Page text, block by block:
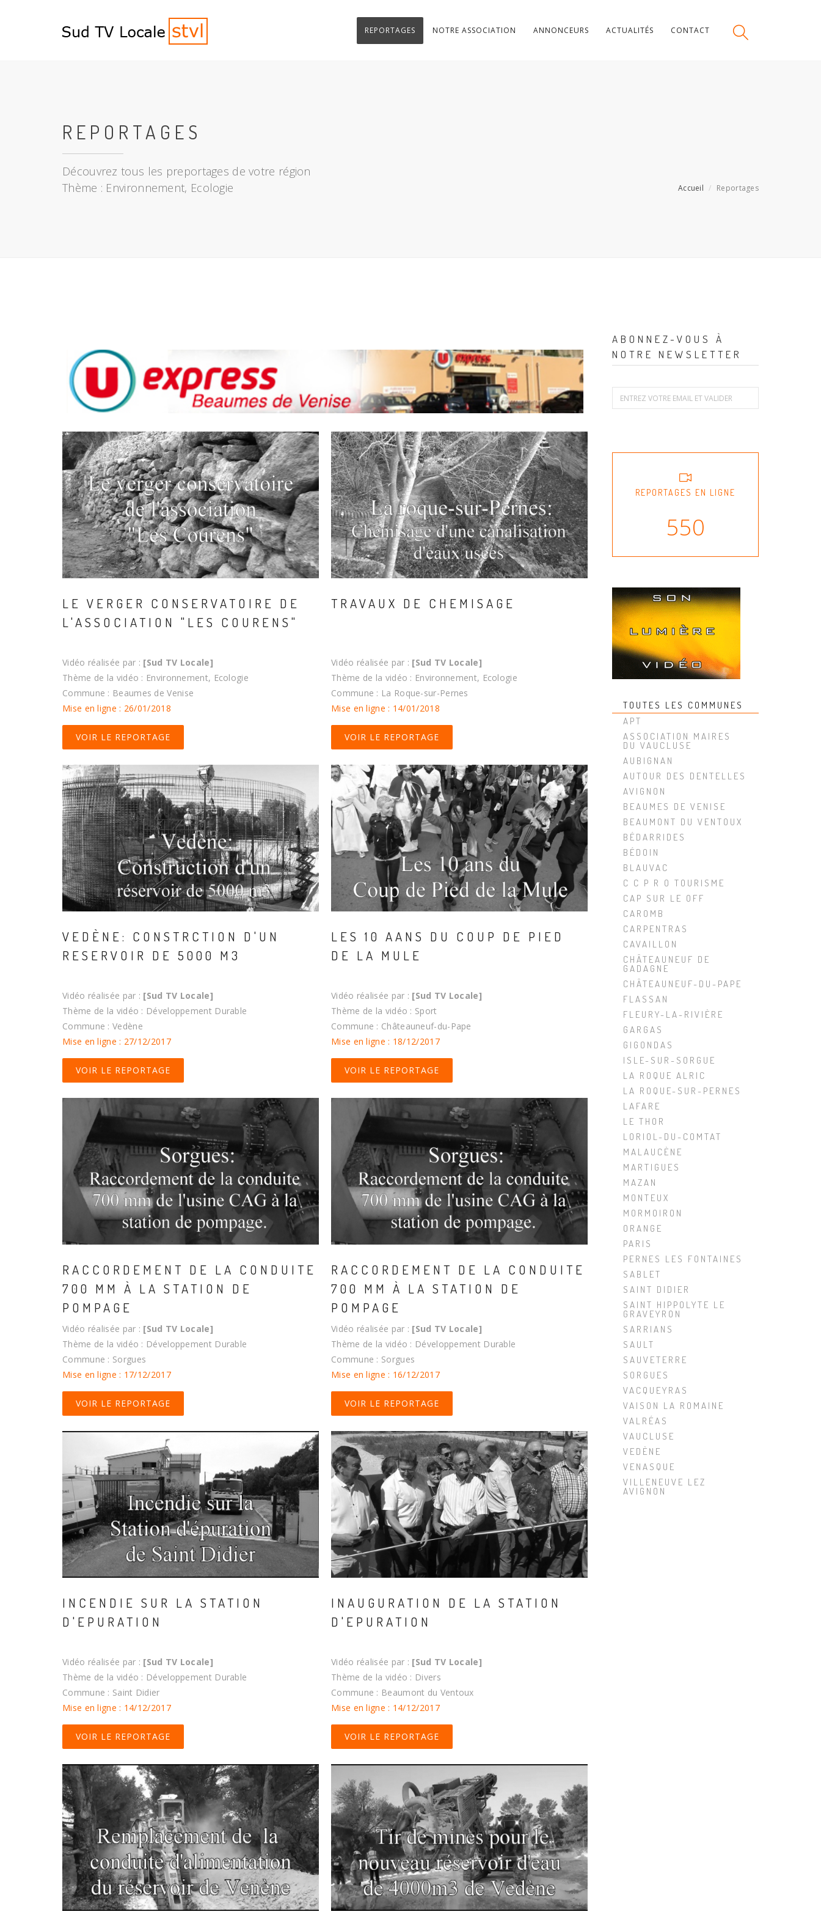
REPORTAGES NOTRE ASSOCIATION ANNONCEURS ACTUALITÉS CONTACT
REPORTAGES
Découvrez tous les preportages de votre région
Thème : Environnement, Ecologie
Accueil Reportages
LE VERGER CONSERVATOIRE DE
L'ASSOCIATION "LES COURENS"
Vidéo réalisée par : [Sud TV Locale]
Thème de la vidéo : Environnement, Ecologie
Commune : Beaumes de Venise
Mise en ligne : 26/01/2018
VOIR LE REPORTAGE
TRAVAUX DE CHEMISAGE
Vidéo réalisée par : [Sud TV Locale]
Thème de la vidéo : Environnement, Ecologie
Commune : La Roque-sur-Pernes
Mise en ligne : 14/01/2018
VOIR LE REPORTAGE
VEDÈNE: CONSTRCTION D'UN
RESERVOIR DE 5000 M3
Vidéo réalisée par : [Sud TV Locale]
Thème de la vidéo : Développement Durable
Commune : Vedène
Mise en ligne : 27/12/2017
VOIR LE REPORTAGE
LES 10 AANS DU COUP DE PIED
DE LA MULE
Vidéo réalisée par : [Sud TV Locale]
Thème de la vidéo : Sport
Commune : Châteauneuf-du-Pape
Mise en ligne : 18/12/2017
VOIR LE REPORTAGE
RACCORDEMENT DE LA CONDUITE
700 MM À LA STATION DE
POMPAGE
Vidéo réalisée par : [Sud TV Locale]
Thème de la vidéo : Développement Durable
Commune : Sorgues
Mise en ligne : 17/12/2017
VOIR LE REPORTAGE
RACCORDEMENT DE LA CONDUITE
700 MM À LA STATION DE
POMPAGE
Vidéo réalisée par : [Sud TV Locale]
Thème de la vidéo : Développement Durable
Commune : Sorgues
Mise en ligne : 16/12/2017
VOIR LE REPORTAGE
INCENDIE SUR LA STATION
D'EPURATION
Vidéo réalisée par : [Sud TV Locale]
Thème de la vidéo : Développement Durable
Commune : Saint Didier
Mise en ligne : 14/12/2017
VOIR LE REPORTAGE
INAUGURATION DE LA STATION
D'EPURATION
Vidéo réalisée par : [Sud TV Locale]
Thème de la vidéo : Divers
Commune : Beaumont du Ventoux
Mise en ligne : 14/12/2017
VOIR LE REPORTAGE
ABONNEZ-VOUS À
NOTRE NEWSLETTER
REPORTAGES EN LIGNE
550
TOUTES LES COMMUNES
APT
ASSOCIATION MAIRES
DU VAUCLUSE
AUBIGNAN
AUTOUR DES DENTELLES
AVIGNON
BEAUMES DE VENISE
BEAUMONT DU VENTOUX
BÉDARRIDES
BÉDOIN
BLAUVAC
C C P R O TOURISME
CAP SUR LE OFF
CAROMB
CARPENTRAS
CAVAILLON
CHÂTEAUNEUF DE
GADAGNE
CHÂTEAUNEUF-DU-PAPE
FLASSAN
FLEURY-LA-RIVIÈRE
GARGAS
GIGONDAS
ISLE-SUR-SORGUE
LA ROQUE ALRIC
LA ROQUE-SUR-PERNES
LAFARE
LE THOR
LORIOL-DU-COMTAT
MALAUCÈNE
MARTIGUES
MAZAN
MONTEUX
MORMOIRON
ORANGE
PARIS
PERNES LES FONTAINES
SABLET
SAINT DIDIER
SAINT HIPPOLYTE LE
GRAVEYRON
SARRIANS
SAULT
SAUVETERRE
SORGUES
VACQUEYRAS
VAISON LA ROMAINE
VALRÉAS
VAUCLUSE
VEDÈNE
VENASQUE
VILLENEUVE LEZ
AVIGNON